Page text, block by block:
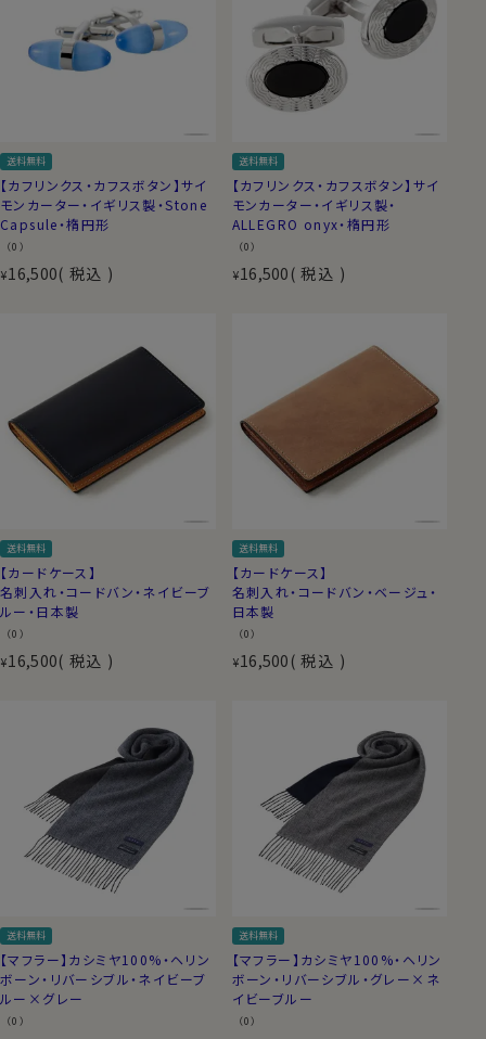
送料無料
【カフリンクス・カフスボタン】サイ
モンカーター・イギリス製・Stone
Capsule・楕円形
（0）
¥16,500 税込
送料無料
【カフリンクス・カフスボタン】サイ
モンカーター・イギリス製・
ALLEGRO onyx・楕円形
（0）
¥16,500 税込
送料無料
【カードケース】
名刺入れ・コードバン・ネイビーブ
ルー・日本製
（0）
¥16,500 税込
送料無料
【カードケース】
名刺入れ・コードバン・ベージュ・
日本製
（0）
¥16,500 税込
送料無料
【マフラー】カシミヤ100%・ヘリン
ボーン・リバーシブル・ネイビーブ
ルー×グレー
（0）
送料無料
【マフラー】カシミヤ100%・ヘリン
ボーン・リバーシブル・グレー×ネ
イビーブルー
（0）